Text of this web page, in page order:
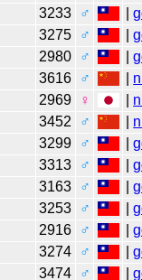
3233 ♂ |
3275 ♂ |
2980 ♂ |
3616 ♂
2969 ♀
3452 ♂
3299 ♂ |
3313 ♂ |
3163 ♂ |
3253 ♂ |
2916 ♂ |
3274 ♂ |
3474 ♂ |